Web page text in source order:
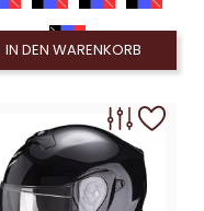
IN DEN WARENKORB